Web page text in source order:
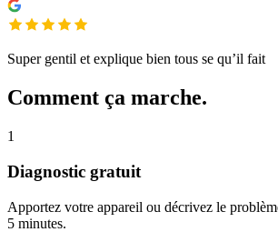
Super gentil et explique bien tous se qu’il fait
Comment ça marche.
1
Diagnostic gratuit
Apportez votre appareil ou décrivez le
5 minutes.